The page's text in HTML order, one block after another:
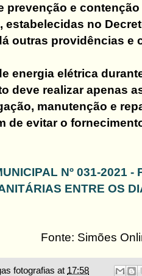
prevenção e
estabelecidas no
outras providências e
energia elétrica
deve realizar apenas
manutenção e
de evitar o
Nº 031-2021 -
ENTRE OS
Fonte: Simões
fotografias at 17:58